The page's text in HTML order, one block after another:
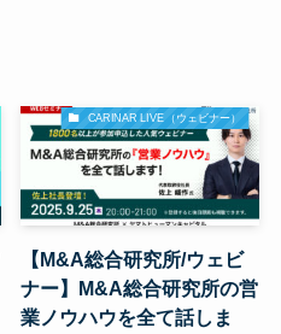
CARINAR LIVE（ウェビナー）
【M&A総合研究所/ウェビ
ナー】M&A総合研究所の営
業ノウハウを全て話しま